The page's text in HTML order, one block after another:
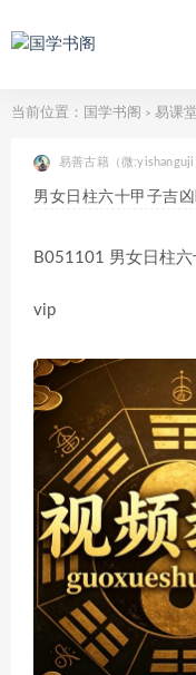
当前位置： 国学书阁 > 易课
易善古籍（微:yishanguji
男女日柱六十甲子吉
B051101 男女日柱
vip